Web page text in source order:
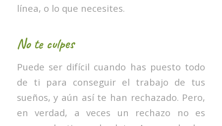
línea, o lo que necesites.
No te culpes
Puede ser difícil cuando has puesto todo
de ti para conseguir el trabajo de tus
sueños, y aún así te han rechazado. Pero,
en verdad, a veces un rechazo no es